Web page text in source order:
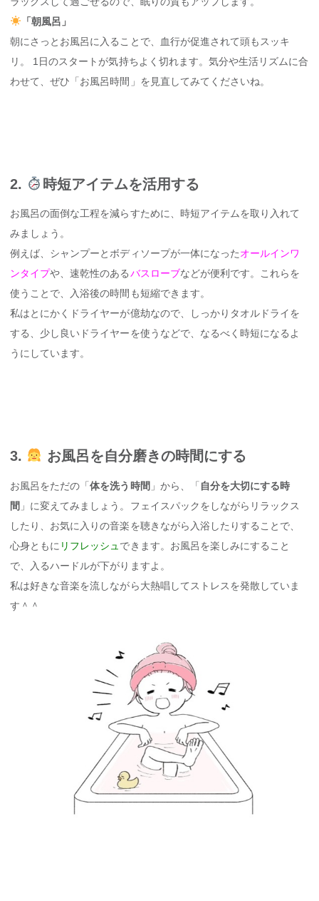
「朝風呂」
朝にさっとお風呂に入ることで、血行が促進されて頭もスッキ
リ。 1日のスタートが気持ちよく切れます。気分や生活リズムに合
わせて、ぜひ「お風呂時間」を見直してみてくださいね。
2. 時短アイテムを活用する
お風呂の面倒な工程を減らすために、時短アイテムを取り入れて
みましょう。
例えば、シャンプーとボディソープが一体になったオールインワ
ンタイプや、速乾性のあるバスローブなどが便利です。これらを
使うことで、入浴後の時間も短縮できます。
私はとにかくドライヤーが億劫なので、しっかりタオルドライを
する、少し良いドライヤーを使うなどで、なるべく時短になるよ
うにしています。
3. お風呂を自分磨きの時間にする
お風呂をただの「体を洗う時間」から、「自分を大切にする時
間 」に変えてみましょう。フェイスパックをしながらリラックス
したり、お気に入りの音楽を聴きながら入浴したりすることで、
心身ともに リフレッシュ できます。お風呂を楽しみにすること
で、入るハードルが下がりますよ。
私は好きな音楽を流しながら大熱唱してストレスを発散していま
す＾＾